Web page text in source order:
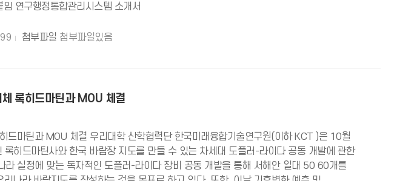
연구행정통합관리시스템 소개서
첨부파일 첨부파일있음
록히드마틴과 MOU 체결
드마틴과 MOU 체결 우리대학 산학협력단 한국미래융합기술연구원(이하 KCT )은 10월
히드마틴사와 한국 바람장 지도를 만들 수 있는 차세대 도플러-라이다 공동 개발에 관한
라 실정에 맞는 독자적인 도플러-라이다 장비 공동 개발을 통해 서해안 일대 50 60개를